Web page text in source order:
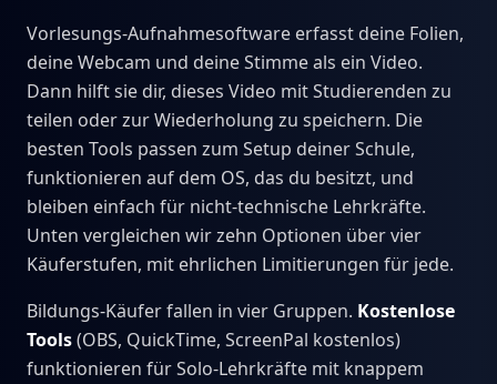
Vorlesungs-Aufnahmesoftware erfasst deine Folien,
deine Webcam und deine Stimme als ein Video.
Dann hilft sie dir, dieses Video mit Studierenden zu
teilen oder zur Wiederholung zu speichern. Die
besten Tools passen zum Setup deiner Schule,
funktionieren auf dem OS, das du besitzt, und
bleiben einfach für nicht-technische Lehrkräfte.
Unten vergleichen wir zehn Optionen über vier
Käuferstufen, mit ehrlichen Limitierungen für jede.
Bildungs-Käufer fallen in vier Gruppen. Kostenlose
Tools(OBS, QuickTime, ScreenPal kostenlos)
funktionieren für Solo-Lehrkräfte mit knappem